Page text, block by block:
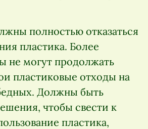
полностью отказаться
пластика. Более
не могут продолжать
пластиковые отходы на
Должны быть
чтобы свести к
пластика,